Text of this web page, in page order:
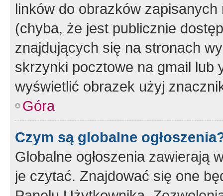
linków do obrazków
(chyba, że jest publicznie
znajdujących się na stronach
skrzynki pocztowe na gmail lub
wyświetlić obrazek użyj
Góra
Czym są globalne
Globalne ogłoszenia zawierają
je czytać. Znajdować się one